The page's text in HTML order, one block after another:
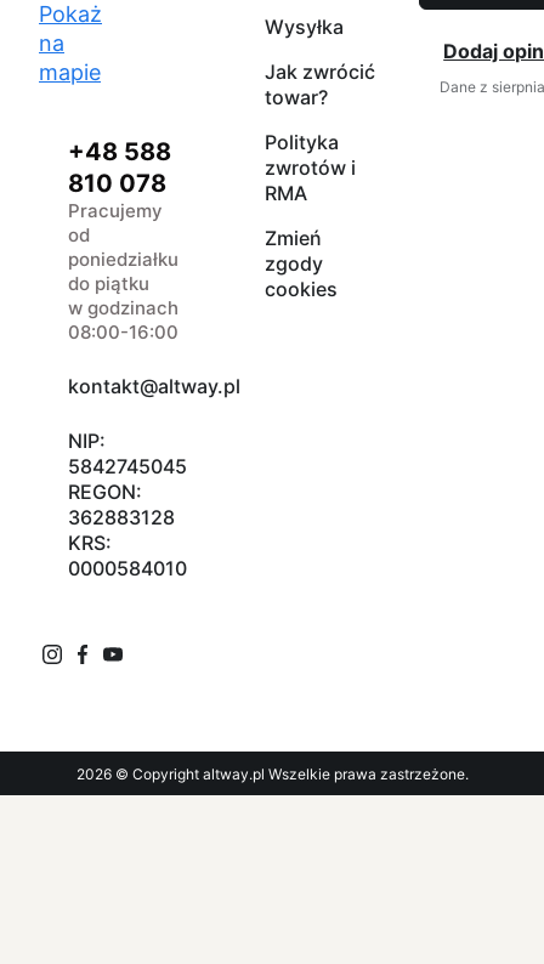
Pokaż
na
mapie
+48 588
810 078
Pracujemy
od
poniedziałku
do piątku
w godzinach
08:00-16:00
kontakt@altway.pl
NIP:
5842745045
REGON:
362883128
KRS:
0000584010
Wysyłka
Jak zwrócić
towar?
Polityka
zwrotów i
RMA
Zmień
zgody
cookies
Dodaj
Dane z